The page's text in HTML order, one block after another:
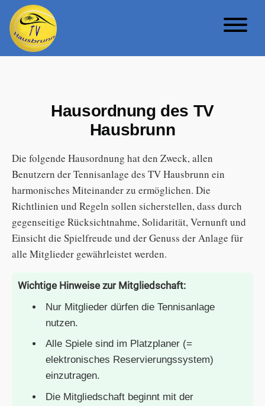
Hausordnung des TV
Hausbrunn
Die folgende Hausordnung hat den Zweck, allen
Benutzern der Tennisanlage des TV Hausbrunn ein
harmonisches Miteinander zu ermöglichen. Die
Richtlinien und Regeln sollen sicherstellen, dass durch
gegenseitige Rücksichtnahme, Solidarität, Vernunft und
Einsicht die Spielfreude und der Genuss der Anlage für
alle Mitglieder gewährleistet werden.
Wichtige Hinweise zur Mitgliedschaft:
Nur Mitglieder dürfen die Tennisanlage
nutzen.
Alle Spiele sind im Platzplaner (=
elektronisches Reservierungssystem)
einzutragen.
Die Mitgliedschaft beginnt mit der